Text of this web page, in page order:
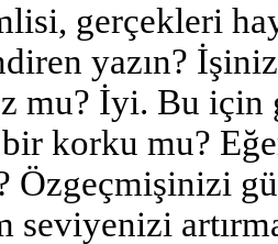
gerçekleri
yazın?
mu? İyi. Bu için
korku mu?
Özgeçmişinizi
seviyenizi